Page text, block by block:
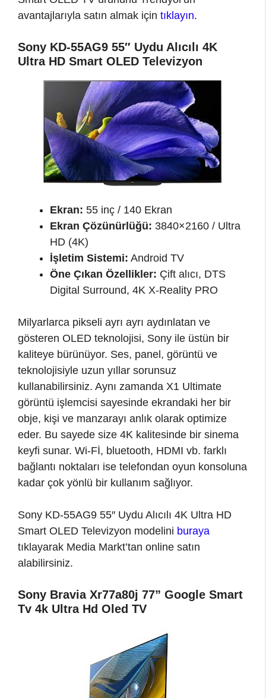
avantajlarıyla satın almak için tıklayın.
Sony KD-55AG9 55″ Uydu Alıcılı 4K
Ultra HD Smart OLED Televizyon
Ekran: 55 inç / 140 Ekran
Ekran Çözünürlüğü: 3840×2160 / Ultra
HD (4K)
İşletim Sistemi: Android TV
Öne Çıkan Özellikler: Çift alıcı, DTS
Digital Surround, 4K X-Reality PRO
Milyarlarca pikseli ayrı ayrı aydınlatan ve
gösteren OLED teknolojisi, Sony ile üstün bir
kaliteye bürünüyor. Ses, panel, görüntü ve
teknolojisiyle uzun yıllar sorunsuz
kullanabilirsiniz. Aynı zamanda X1 Ultimate
görüntü işlemcisi sayesinde ekrandaki her bir
obje, kişi ve manzarayı anlık olarak optimize
eder. Bu sayede size 4K kalitesinde bir sinema
keyfi sunar. Wi-Fİ, bluetooth, HDMI vb. farklı
bağlantı noktaları ise telefondan oyun konsoluna
kadar çok yönlü bir kullanım sağlıyor.
Sony KD-55AG9 55″ Uydu Alıcılı 4K Ultra HD
Smart OLED Televizyon modelini buraya
tıklayarak Media Markt’tan online satın
alabilirsiniz.
Sony Bravia Xr77a80j 77” Google Smart
Tv 4k Ultra Hd Oled TV